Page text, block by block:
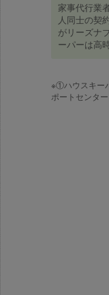
家事代行業
人同士の契
がリーズナ
ーパーは高
※①ハウスキー
ポートセンター